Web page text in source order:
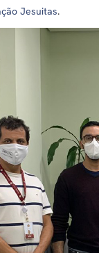
Jesuitas.